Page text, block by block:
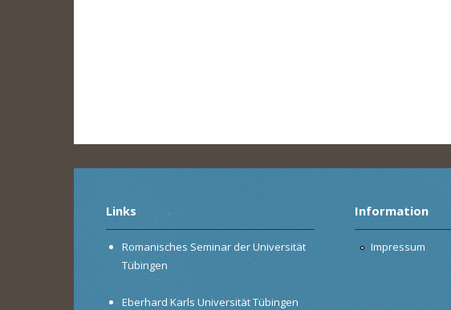
Links
Romanisches Seminar der Universität
Tübingen
Eberhard Karls Universität Tübingen
Information
Impressum